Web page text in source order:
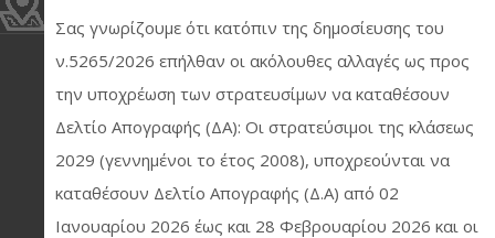
Σας γνωρίζουμε ότι κατόπιν της δημοσίευσης του
ν.5265/2026 επήλθαν οι ακόλουθες αλλαγές ως προς
την υποχρέωση των στρατευσίμων να καταθέσουν
Δελτίο Απογραφής (ΔΑ): Οι στρατεύσιμοι της κλάσεως
2029 (γεννημένοι το έτος 2008), υποχρεούνται να
καταθέσουν Δελτίο Απογραφής (Δ.Α) από 02
Ιανουαρίου 2026 έως και 28 Φεβρουαρίου 2026 και οι